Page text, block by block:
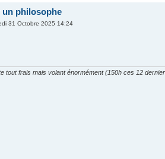
un philosophe
31 Octobre 2025 14:24
tout frais mais volant énormément (150h ces 12